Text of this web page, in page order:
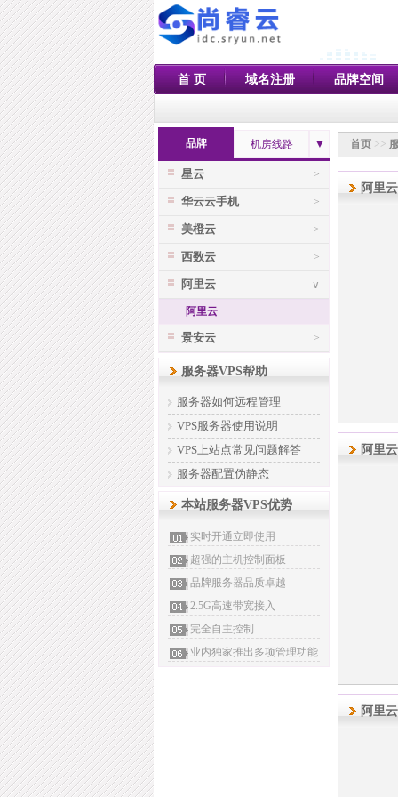
首 页 域名注册 品牌空间
品牌 机房线路 ▼
>
星云
>
华云云手机
>
美橙云
>
西数云
∨
阿里云
阿里云
>
景安云
服务器VPS帮助
服务器如何远程管理
VPS服务器使用说明
VPS上站点常见问题解答
服务器配置伪静态
本站服务器VPS优势
实时开通立即使用
超强的主机控制面板
品牌服务器品质卓越
2.5G高速带宽接入
完全自主控制
业内独家推出多项管理功能
首页 >>
阿里
阿里
阿里